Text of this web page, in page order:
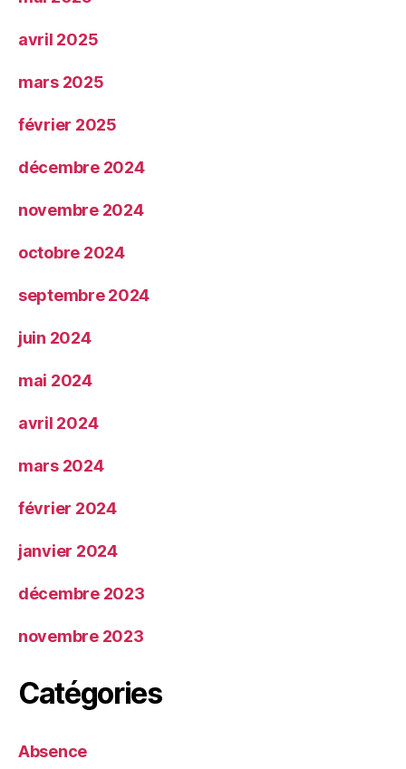
avril 2025
mars 2025
février 2025
décembre 2024
novembre 2024
octobre 2024
septembre 2024
juin 2024
mai 2024
avril 2024
mars 2024
février 2024
janvier 2024
décembre 2023
novembre 2023
Catégories
Absence